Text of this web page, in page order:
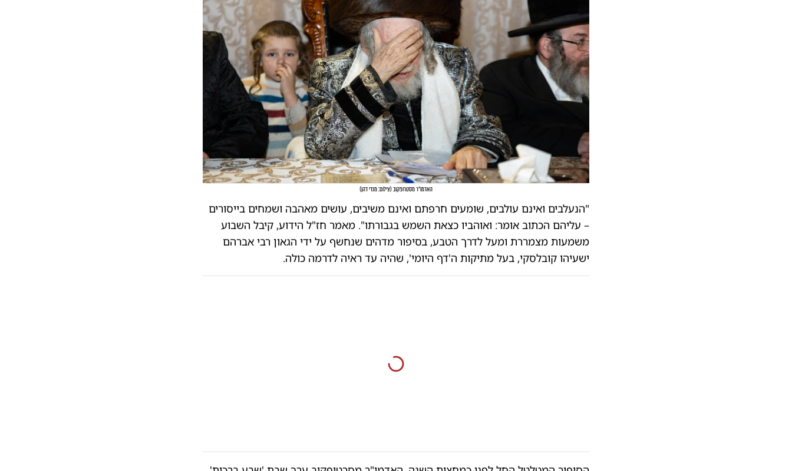
האדמו"ר מסטרופקוב (צילום: מנדי דהן)
"הנעלבים ואינם עולבים, שומעים חרפתם ואינם משיבים, עושים מאהבה ושמחים בייסורים
– עליהם הכתוב אומר: ואוהביו כצאת השמש בגבורתו". מאמר חז"ל הידוע, קיבל השבוע
משמעות מצמררת ומעל לדרך הטבע, בסיפור מדהים שנחשף על ידי הגאון רבי אברהם
ישעיהו קובלסקי, בעל מתיקות ה'דף היומי', שהיה עד ראיה לדרמה כולה.